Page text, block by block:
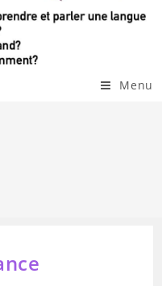
Menu